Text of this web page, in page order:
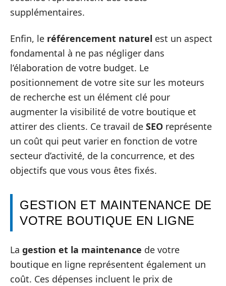
supplémentaires.
Enfin, le référencement naturel est un aspect
fondamental à ne pas négliger dans
l’élaboration de votre budget. Le
positionnement de votre site sur les moteurs
de recherche est un élément clé pour
augmenter la visibilité de votre boutique et
attirer des clients. Ce travail de SEO représente
un coût qui peut varier en fonction de votre
secteur d’activité, de la concurrence, et des
objectifs que vous vous êtes fixés.
GESTION ET MAINTENANCE DE
VOTRE BOUTIQUE EN LIGNE
La gestion et la maintenance de votre
boutique en ligne représentent également un
coût. Ces dépenses incluent le prix de